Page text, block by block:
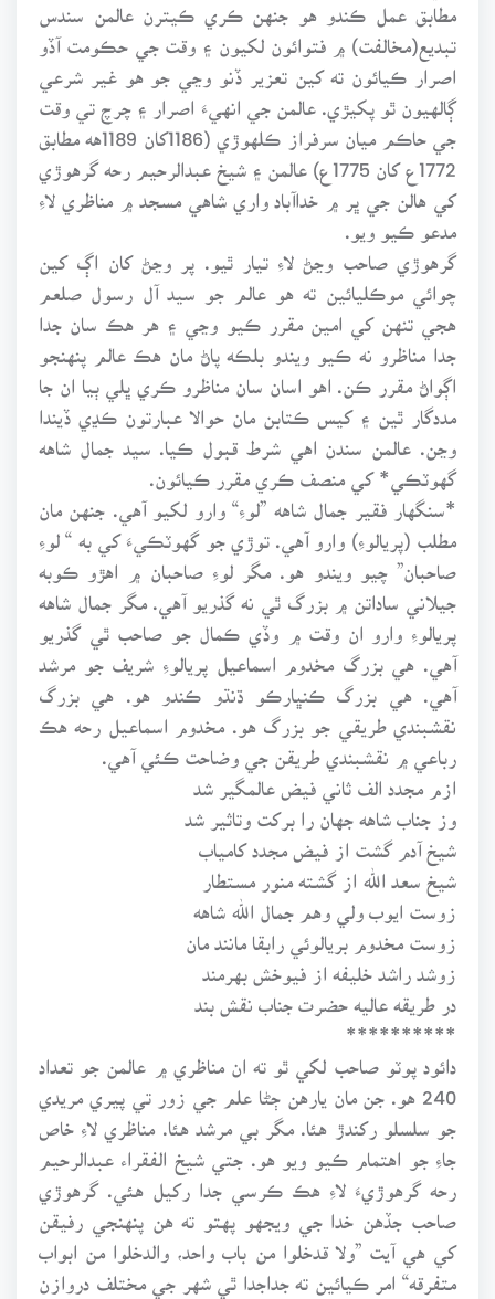
مطابق عمل ڪندو هو جنهن ڪري ڪيترن عالمن سندس
تبديع(مخالفت) ۾ فتوائون لکيون ۽ وقت جي حڪومت آڏو
اصرار ڪيائون ته کين تعزير ڏنو وڃي جو هو غير شرعي
ڳالهيون ٿو پکيڙي. عالمن جي انهيءَ اصرار ۽ چرچ تي وقت
جي حاڪم ميان سرفراز ڪلهوڙي (1186کان 1189هه مطابق
1772ع کان 1775ع) عالمن ۽ شيخ عبدالرحيم رحه گرهوڙي
کي هالن جي ڀر ۾ خداآباد واري شاهي مسجد ۾ مناظري لاءِ
گرهوڙي صاحب وڃڻ لاءِ تيار ٿيو. پر وڃڻ کان اڳ کين
چوائي موڪليائين ته هو عالم جو سيد آل رسول صلعم
هجي تنهن کي امين مقرر ڪيو وڃي ۽ هر هڪ سان جدا
جدا مناظرو نه ڪيو ويندو بلڪه پاڻ مان هڪ عالم پنهنجو
اڳواڻ مقرر ڪن. اهو اسان سان مناظرو ڪري ڀلي ٻيا ان جا
مددگار ٿين ۽ کيس ڪتابن مان حوالا عبارتون ڪڍي ڏيندا
وڃن. عالمن سندن اهي شرط قبول ڪيا. سيد جمال شاهه
گهوٽڪي* کي منصف ڪري مقرر ڪيائون.
*سنگهار فقير جمال شاهه ”لوءِ“ وارو لکيو آهي. جنهن مان
مطلب (پريالوءِ) وارو آهي. توڙي جو گهوٽڪيءَ کي به “ لوءِ
صاحبان” چيو ويندو هو. مگر لوءِ صاحبان ۾ اهڙو ڪوبه
جيلاني ساداتن ۾ بزرگ ٿي نه گذريو آهي. مگر جمال شاهه
پريالوءِ وارو ان وقت ۾ وڏي ڪمال جو صاحب ٿي گذريو
آهي. هي بزرگ مخدوم اسماعيل پريالوءِ شريف جو مرشد
آهي. هي بزرگ ڪنڀارڪو ڌنڌو ڪندو هو. هي بزرگ
نقشبندي طريقي جو بزرگ هو. مخدوم اسماعيل رحه هڪ
رباعي ۾ نقشبندي طريقن جي وضاحت ڪئي آهي.
ازم مجدد الف ثاني فيض عالمگير شد
وز جناب شاهه جهان را برکت وتاثير شد
شيخ آدم گشت از فيض مجدد کامياب
شيخ سعد الله از گشته منور مستطار
زوست ايوب ولي وهم جمال الله شاهه
زوست مخدوم بريالوئي رابقا مانند مان
زوشد راشد خليفه از فيوخش بهرمند
در طريقه عاليه حضرت جناب نقش بند
**********
دائود پوٽو صاحب لکي ٿو ته ان مناظري ۾ عالمن جو تعداد
240 هو. جن مان يارهن ڄڻا علم جي زور تي پيري مريدي
جو سلسلو رکندڙ هئا. مگر بي مرشد هئا. مناظري لاءِ خاص
جاءِ جو اهتمام ڪيو ويو هو. جتي شيخ الفقراء عبدالرحيم
رحه گرهوڙيءَ لاءِ هڪ ڪرسي جدا رکيل هئي. گرهوڙي
صاحب جڏهن خدا جي ويجهو پهتو ته هن پنهنجي رفيقن
کي هي آيت ”ولا قدخلوا من باب واحد، والدخلوا من ابواب
متفرقه“ امر ڪيائين ته جداجدا ٿي شهر جي مختلف دروازن